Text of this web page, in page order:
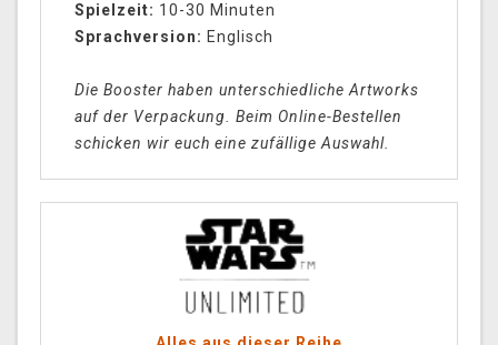
Spielzeit: 10-30 Minuten
Sprachversion: Englisch
Die Booster haben unterschiedliche Artworks
auf der Verpackung. Beim Online-Bestellen
schicken wir euch eine zufällige Auswahl.